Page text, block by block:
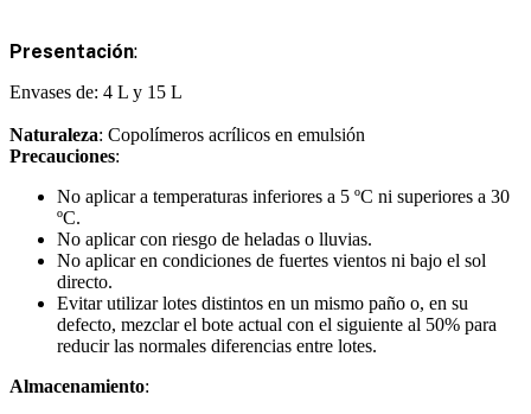
Presentación:
Envases de: 4 L y 15 L
Naturaleza: Copolímeros acrílicos en emulsión
Precauciones:
No aplicar a temperaturas inferiores a 5 ºC ni superiores a 30
ºC.
No aplicar con riesgo de heladas o lluvias.
No aplicar en condiciones de fuertes vientos ni bajo el sol
directo.
Evitar utilizar lotes distintos en un mismo paño o, en su
defecto, mezclar el bote actual con el siguiente al 50% para
reducir las normales diferencias entre lotes.
Almacenamiento: